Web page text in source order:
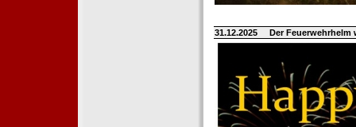
31.12.2025 Der